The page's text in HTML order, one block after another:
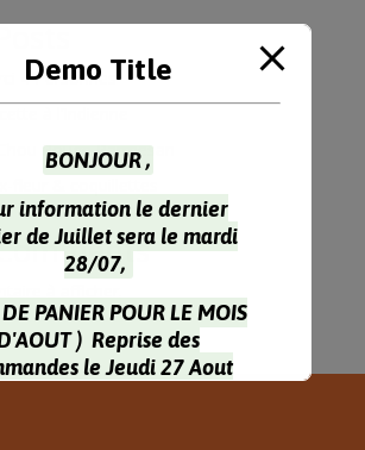
4 Personnes
Rouge Parmesan
Demo Title
BONJOUR ,
information le dernier
de Juillet sera le mardi
28/07,
DE PANIER POUR LE MOIS
) Reprise des
le Jeudi 27 Aout